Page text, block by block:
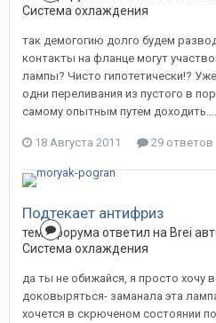
Система охлаждения
так демогогию долго будем
контакты на фланце могут
лампы? Чисто гипотетически!?
одни переливания из пустого в
самому опытным путем доходить.....
18 Августа 2011 29 ответов
Подтекает антифриз
тема форума ответил на Brei
Система охлаждения
да ты не обижайся, я просто хочу
доковыряться- заманала эта
хочется в скрюченом состоянии